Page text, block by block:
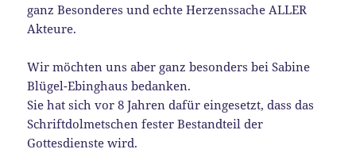
ganz Besonderes und echte Herzenssache ALLER
Akteure.
Wir möchten uns aber ganz besonders bei Sabine
Blügel-Ebinghaus bedanken.
Sie hat sich vor 8 Jahren dafür eingesetzt, dass das
Schriftdolmetschen fester Bestandteil der
Gottesdienste wird.